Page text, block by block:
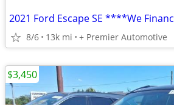
2021 Ford Escape SE ****We
8/6 13k mi + Premier Automotive
$3,450